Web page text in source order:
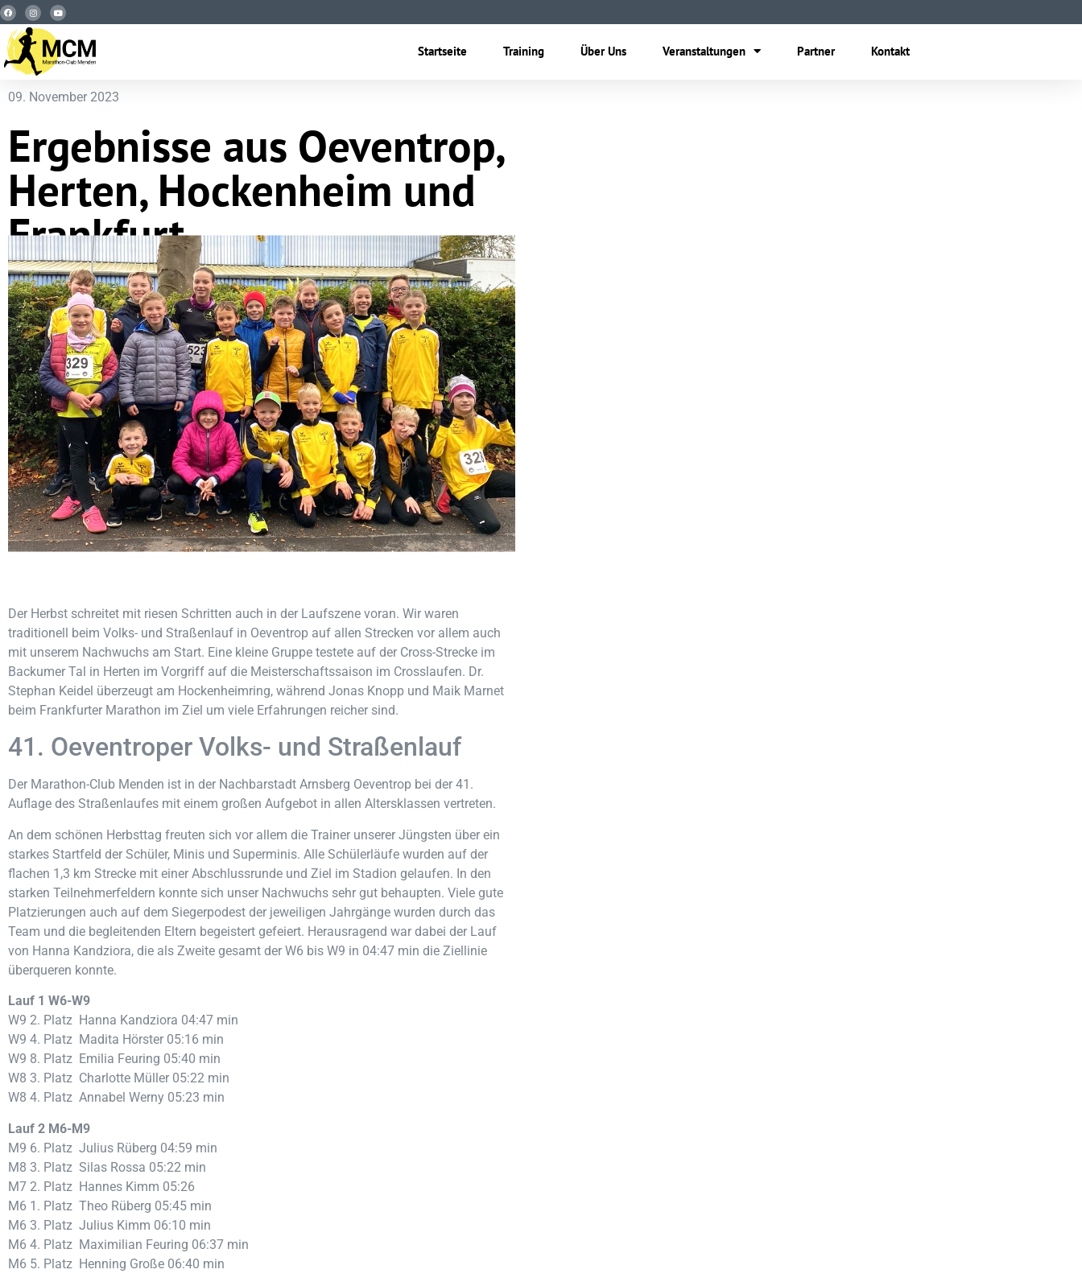
Startseite Training Über Uns Veranstaltungen Partner Kontakt
09. November 2023
Ergebnisse aus Oeventrop,
Herten, Hockenheim und
Frankfurt
Der Herbst schreitet mit riesen Schritten auch in der Laufszene voran. Wir waren
traditionell beim Volks- und Straßenlauf in Oeventrop auf allen Strecken vor allem auch
mit unserem Nachwuchs am Start. Eine kleine Gruppe testete auf der Cross-Strecke im
Backumer Tal in Herten im Vorgriff auf die Meisterschaftssaison im Crosslaufen. Dr.
Stephan Keidel überzeugt am Hockenheimring, während Jonas Knopp und Maik Marnet
beim Frankfurter Marathon im Ziel um viele Erfahrungen reicher sind.
41. Oeventroper Volks- und Straßenlauf
Der Marathon-Club Menden ist in der Nachbarstadt Arnsberg Oeventrop bei der 41.
Auflage des Straßenlaufes mit einem großen Aufgebot in allen Altersklassen vertreten.
An dem schönen Herbsttag freuten sich vor allem die Trainer unserer Jüngsten über ein
starkes Startfeld der Schüler, Minis und Superminis. Alle Schülerläufe wurden auf der
flachen 1,3 km Strecke mit einer Abschlussrunde und Ziel im Stadion gelaufen. In den
starken Teilnehmerfeldern konnte sich unser Nachwuchs sehr gut behaupten. Viele gute
Platzierungen auch auf dem Siegerpodest der jeweiligen Jahrgänge wurden durch das
Team und die begleitenden Eltern begeistert gefeiert. Herausragend war dabei der Lauf
von Hanna Kandziora, die als Zweite gesamt der W6 bis W9 in 04:47 min die Ziellinie
überqueren konnte.
Lauf 1 W6-W9
W9 2. Platz Hanna Kandziora 04:47 min
W9 4. Platz Madita Hörster 05:16 min
W9 8. Platz Emilia Feuring 05:40 min
W8 3. Platz Charlotte Müller 05:22 min
W8 4. Platz Annabel Werny 05:23 min
Lauf 2 M6-M9
M9 6. Platz Julius Rüberg 04:59 min
M8 3. Platz Silas Rossa 05:22 min
M7 2. Platz Hannes Kimm 05:26
M6 1. Platz Theo Rüberg 05:45 min
M6 3. Platz Julius Kimm 06:10 min
M6 4. Platz Maximilian Feuring 06:37 min
M6 5. Platz Henning Große 06:40 min